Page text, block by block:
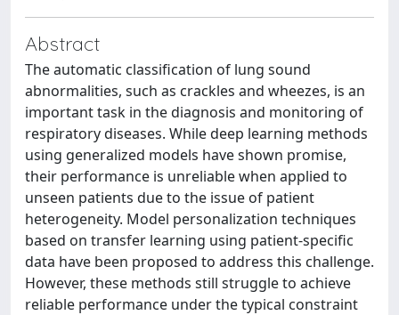
Abstract
The automatic classification of lung sound
abnormalities, such as crackles and wheezes, is an
important task in the diagnosis and monitoring of
respiratory diseases. While deep learning methods
using generalized models have shown promise,
their performance is unreliable when applied to
unseen patients due to the issue of patient
heterogeneity. Model personalization techniques
based on transfer learning using patient-specific
data have been proposed to address this challenge.
However, these methods still struggle to achieve
reliable performance under the typical constraint